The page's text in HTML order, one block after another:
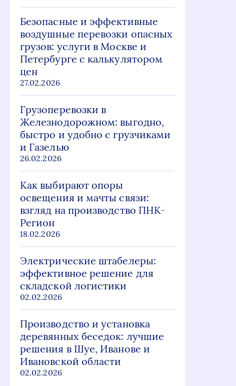
Безопасные и эффективные
воздушные перевозки опасных
грузов: услуги в Москве и
Петербурге с калькулятором
цен
27.02.2026
Грузоперевозки в
Железнодорожном: выгодно,
быстро и удобно с грузчиками
и Газелью
26.02.2026
Как выбирают опоры
освещения и мачты связи:
взгляд на производство ПНК-
Регион
18.02.2026
Электрические штабелеры:
эффективное решение для
складской логистики
02.02.2026
Производство и установка
деревянных беседок: лучшие
решения в Шуе, Иванове и
Ивановской области
02.02.2026